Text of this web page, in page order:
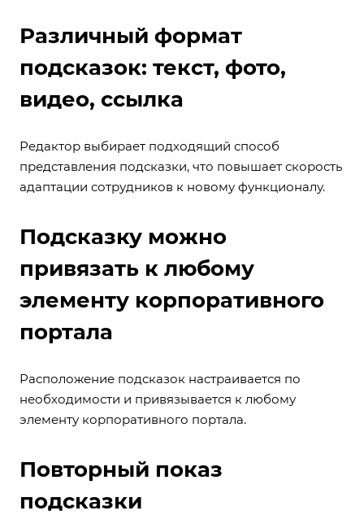
Различный формат
подсказок: текст, фото,
видео, ссылка
Редактор выбирает подходящий способ
представления подсказки, что повышает скорость
адаптации сотрудников к новому функционалу.
Подсказку можно
привязать к любому
элементу корпоративного
портала
Расположение подсказок настраивается по
необходимости и привязывается к любому
элементу корпоративного портала.
Повторный показ
подсказки